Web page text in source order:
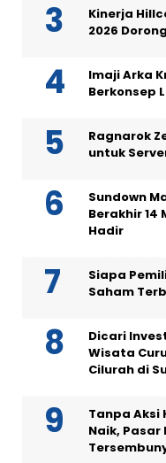
Kinerja
2026
Imaji Arka
Berkonsep
Ragnarok
untuk
Sundown
Berakhir 14
Hadir
Siapa
Saham
Dicari
Wisata
Cilurah di
Tanpa Aksi
Naik, Pasar